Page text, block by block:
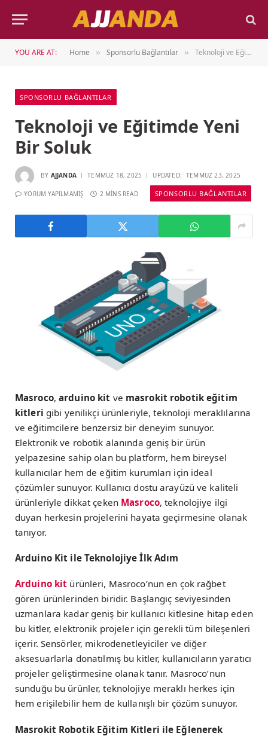
YOU ARE AT: Home » Sponsorlu Bağlantılar » Teknoloji ve Eğitimde Yeni Bir Soluk
SPONSORLU BAĞLANTILAR
Teknoloji ve Eğitimde Yeni
Bir Soluk
BY AJJANDA TEMMUZ 18, 2025 UPDATED: TEMMUZ 23, 2025
YORUM YAPILMAMIŞ 2 MINS READ SPONSORLU BAĞLANTILAR
Masroco,arduino kit ve masrokit robotik eğitim
kitleri gibi yenilikçi ürünleriyle, teknoloji meraklılarına
ve eğitimcilere benzersiz bir deneyim sunuyor.
Elektronik ve robotik alanında geniş bir ürün
yelpazesine sahip olan bu platform, hem bireysel
kullanıcılar hem de eğitim kurumları için ideal
çözümler sunuyor. Kullanıcı dostu arayüzü ve kaliteli
ürünleriyle dikkat çeken Masroco, teknolojiye ilgi
duyan herkesin projelerini hayata geçirmesine olanak
tanıyor.
Arduino Kit ile Teknolojiye İlk Adım
Arduino kit ürünleri, Masroco’nun en çok rağbet
gören ürünlerinden biridir. Başlangıç seviyesinden
uzmanlara kadar geniş bir kullanıcı kitlesine hitap eden
bu kitler, elektronik projeler için gerekli tüm bileşenleri
içerir. Sensörler, mikrodenetleyiciler ve diğer
aksesuarlarla donatılmış bu kitler, kullanıcıların yaratıcı
projeler geliştirmesine olanak tanır. Masroco’nun
sunduğu bu ürünler, teknolojiye meraklı herkes için
hem erişilebilir hem de kullanışlı bir çözüm sunuyor.
Masrokit Robotik Eğitim Kitleri ile Eğlenerek